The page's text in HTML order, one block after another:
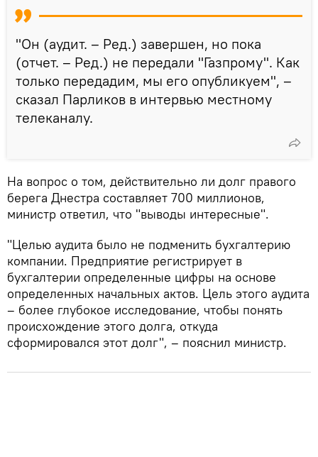
"Он (аудит. – Ред.) завершен, но пока
(отчет. – Ред.) не передали "Газпрому". Как
только передадим, мы его опубликуем", –
сказал Парликов в интервью местному
телеканалу.
На вопрос о том, действительно ли долг правого
берега Днестра составляет 700 миллионов,
министр ответил, что "выводы интересные".
"Целью аудита было не подменить бухгалтерию
компании. Предприятие регистрирует в
бухгалтерии определенные цифры на основе
определенных начальных актов. Цель этого аудита
– более глубокое исследование, чтобы понять
происхождение этого долга, откуда
сформировался этот долг", – пояснил министр.